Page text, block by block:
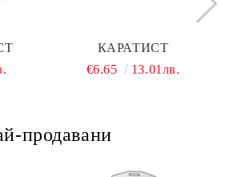
КАРАТИСТ
€6.65
13.01лв.
продавани